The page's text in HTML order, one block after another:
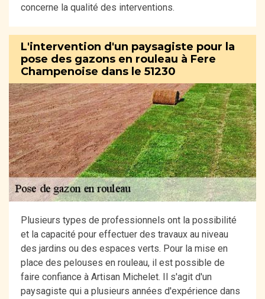
concerne la qualité des interventions.
L'intervention d'un paysagiste pour la
pose des gazons en rouleau à Fere
Champenoise dans le 51230
Plusieurs types de professionnels ont la possibilité
et la capacité pour effectuer des travaux au niveau
des jardins ou des espaces verts. Pour la mise en
place des pelouses en rouleau, il est possible de
faire confiance à Artisan Michelet. Il s'agit d'un
paysagiste qui a plusieurs années d'expérience dans